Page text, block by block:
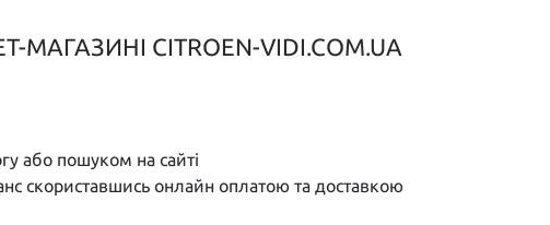
CITROEN-VIDI.COM.UA
або пошуком на сайті
скориставшись онлайн оплатою та доставкою